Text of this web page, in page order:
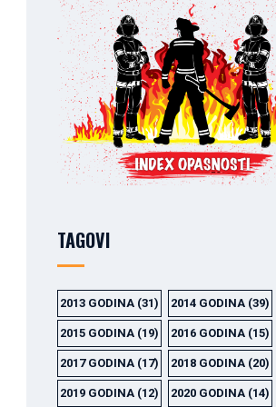
TAGOVI
2013 GODINA(31) 2014 GODINA(39)
2015 GODINA(19) 2016 GODINA(15)
2017 GODINA(17) 2018 GODINA(20)
2019 GODINA(12) 2020 GODINA(14)